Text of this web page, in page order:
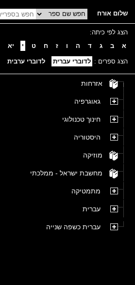
שלום אורח
הצג לפי כיתה:
א
ב ג ד ה ו ז ח ט י יא
הצג ספרים : לדוברי עברית לדוברי ערבית
אזרחות
גאוגרפיה
חינוך טכנולוגי
היסטוריה
מוזיקה
מחשבת ישראל - ממלכתי
מתמטיקה
עברית
עברית כשפה שנייה